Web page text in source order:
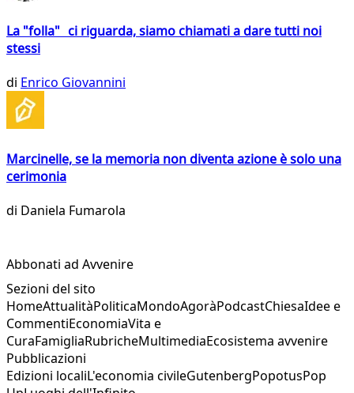
La "folla" ci riguarda, siamo chiamati a dare tutti noi
stessi
di Enrico Giovannini
Marcinelle, se la memoria non diventa azione è solo una
cerimonia
di Daniela Fumarola
Abbonati ad Avvenire
Sezioni del sito
HomeAttualitàPoliticaMondoAgoràPodcastChiesaIdee e
CommentiEconomiaVita e
CuraFamigliaRubricheMultimediaEcosistema avvenire
Pubblicazioni
Edizioni localiL'economia civileGutenbergPopotusPop